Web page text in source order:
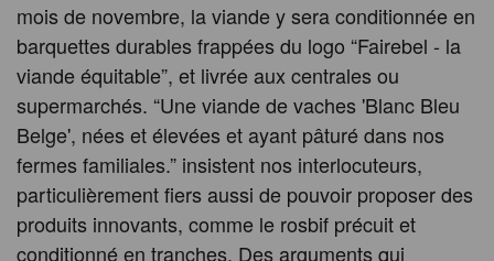
mois de novembre, la viande y sera conditionnée en
barquettes durables frappées du logo “Fairebel - la
viande équitable”, et livrée aux centrales ou
supermarchés. “Une viande de vaches 'Blanc Bleu
Belge', nées et élevées et ayant pâturé dans nos
fermes familiales.” insistent nos interlocuteurs,
particulièrement fiers aussi de pouvoir proposer des
produits innovants, comme le rosbif précuit et
conditionné en tranches. Des arguments qui